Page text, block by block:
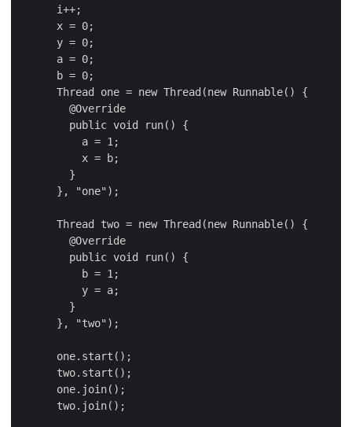
      i++;
      x = 0;
      y = 0;
      a = 0;
      b = 0;
      Thread one = new Thread(new Runnable() {
        @Override
        public void run() {
          a = 1;
          x = b;
        }
      }, "one");
      Thread two = new Thread(new Runnable() {
        @Override
        public void run() {
          b = 1;
          y = a;
        }
      }, "two");
      one.start();
      two.start();
      one.join();
      two.join();